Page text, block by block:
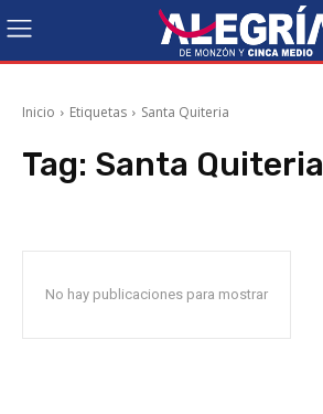
Inicio Etiquetas Santa Quiteria
Tag: Santa Quiteria
No hay publicaciones para mostrar